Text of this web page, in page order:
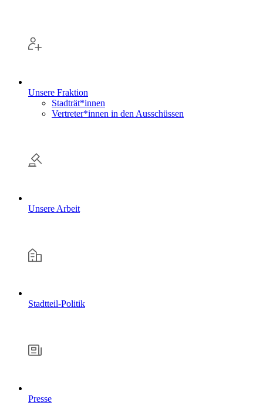
Unsere Fraktion
Stadträt*innen
Vertreter*innen in den Ausschüssen
Unsere Arbeit
Stadtteil-Politik
Presse